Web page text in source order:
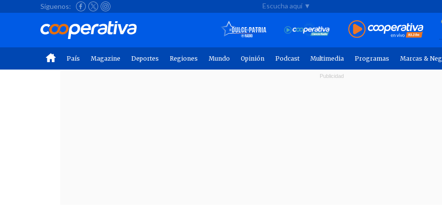
Síguenos: Escucha aquí ▼
País Magazine Deportes Regiones Mundo Opinión Podcast Multimedia Programas Marcas &